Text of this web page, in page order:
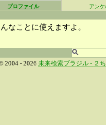
プロファイル アンケ
なことに使えますよ。
2004 - 2026 未来検索ブラジル - ２